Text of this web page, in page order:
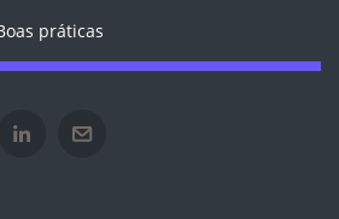
práticas
nova janela
em nova janela
no Whatsapp em nova janela
Compartilhar no Linkedin em nova janela
Compartilhar por e-mail em nova janela